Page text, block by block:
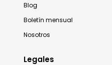
Blog
Boletín mensual
Nosotros
Legales